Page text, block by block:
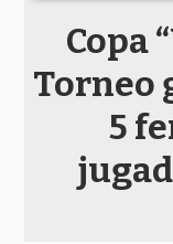
Copa
Torneo
5